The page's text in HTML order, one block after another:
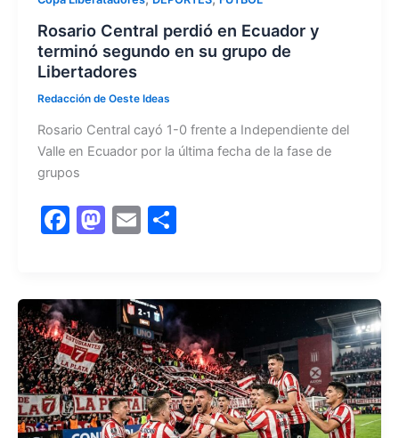
Rosario Central perdió en Ecuador y
terminó segundo en su grupo de
Libertadores
Redacción de Oeste Ideas
Rosario Central cayó 1-0 frente a Independiente del
Valle en Ecuador por la última fecha de la fase de
grupos
F
e
b
o
o
k
M
o
d
o
n
E
l
C
p
ar
tir